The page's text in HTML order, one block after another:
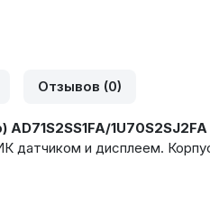
Отзывов (0)
AD71S2SS1FA/1U70S2SJ2FA
датчиком и дисплеем.